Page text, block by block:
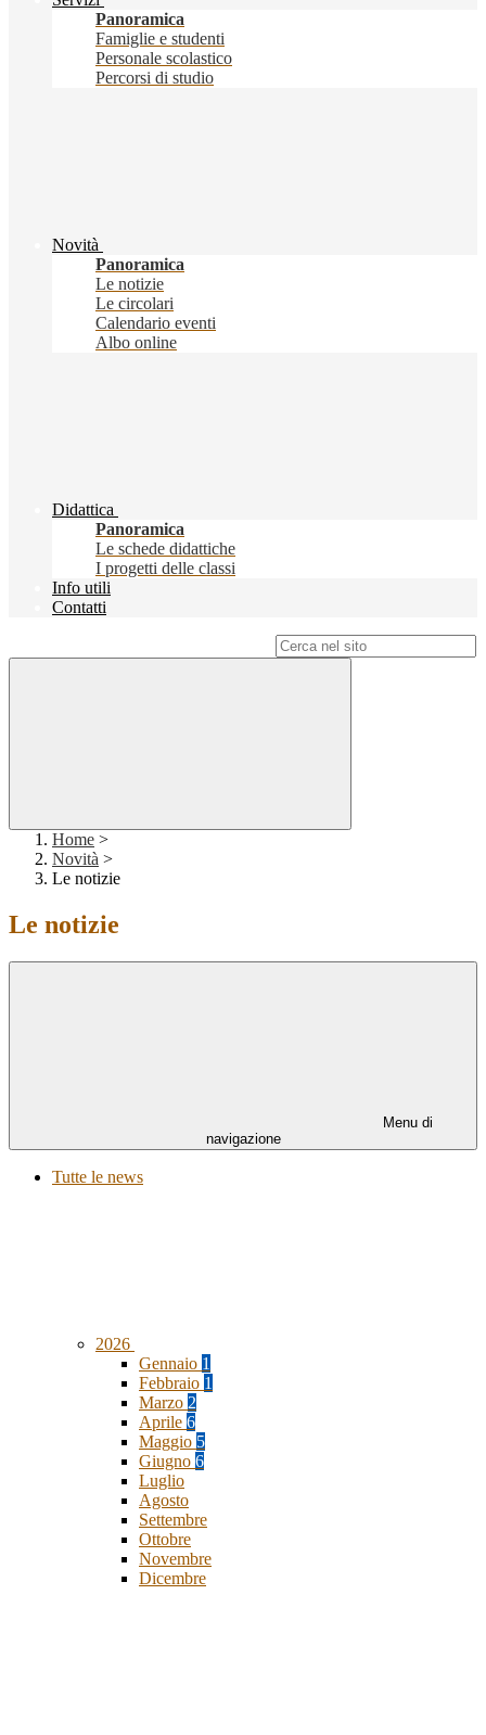
Panoramica
Famiglie e studenti
Personale scolastico
Percorsi di studio
Novità
Panoramica
Le notizie
Le circolari
Calendario eventi
Albo online
Didattica
Panoramica
Le schede didattiche
I progetti delle classi
Info utili
Contatti
Home >
Novità >
Le notizie
Le notizie
Menu di
navigazione
Tutte le news
2026
Gennaio 1
Febbraio 1
Marzo 2
Aprile 6
Maggio 5
Giugno 6
Luglio
Agosto
Settembre
Ottobre
Novembre
Dicembre